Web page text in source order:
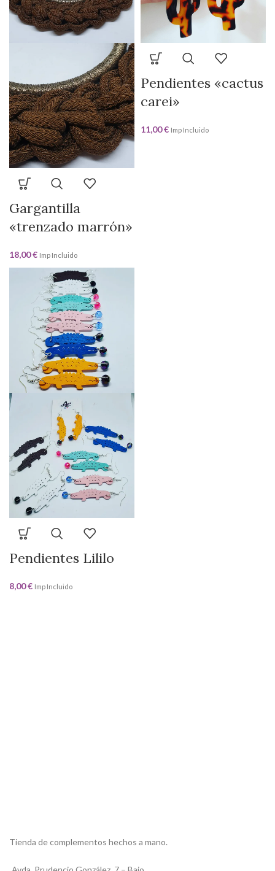
Gargantilla
«trenzado marrón»
18,00€ Imp Incluido
Pendientes «cactus
carei»
11,00€ Imp Incluido
Pendientes Lililo
8,00€ Imp Incluido
Tienda de complementos hechos a mano.